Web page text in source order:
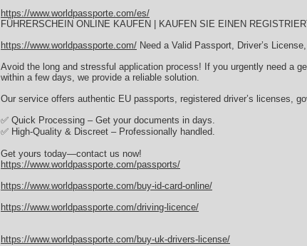
https://www.worldpassporte.com/es/
FÜHRERSCHEIN ONLINE KAUFEN | KAUFEN SIE EINEN
https://www.worldpassporte.com/ Need a Valid Passport, Driver’s
Avoid the long and stressful application process! If you urgently need a
within a few days, we provide a reliable solution.
Our service offers authentic EU passports, registered driver’s licenses,
✅ Quick Processing – Get your documents in days.
✅ High-Quality & Discreet – Professionally handled.
Get yours today—contact us now!
https://www.worldpassporte.com/passports/
https://www.worldpassporte.com/buy-id-card-online/
https://www.worldpassporte.com/driving-licence/
https://www.worldpassporte.com/buy-uk-drivers-license/